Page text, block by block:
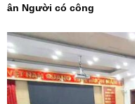
ân Người có công